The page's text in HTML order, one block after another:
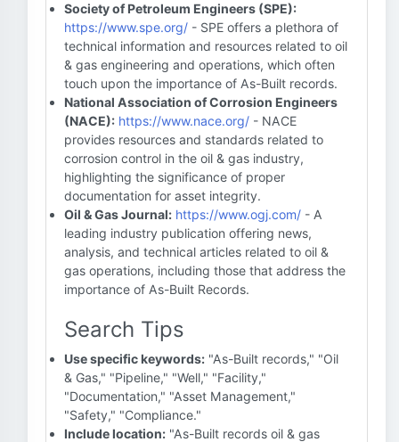
Society of Petroleum Engineers (SPE):
https://www.spe.org/ - SPE offers a plethora of
technical information and resources related to oil
& gas engineering and operations, which often
touch upon the importance of As-Built records.
National Association of Corrosion Engineers
(NACE): https://www.nace.org/ - NACE
provides resources and standards related to
corrosion control in the oil & gas industry,
highlighting the significance of proper
documentation for asset integrity.
Oil & Gas Journal: https://www.ogj.com/ - A
leading industry publication offering news,
analysis, and technical articles related to oil &
gas operations, including those that address the
importance of As-Built Records.
Search Tips
Use specific keywords: "As-Built records," "Oil
& Gas," "Pipeline," "Well," "Facility,"
"Documentation," "Asset Management,"
"Safety," "Compliance."
Include location: "As-Built records oil & gas